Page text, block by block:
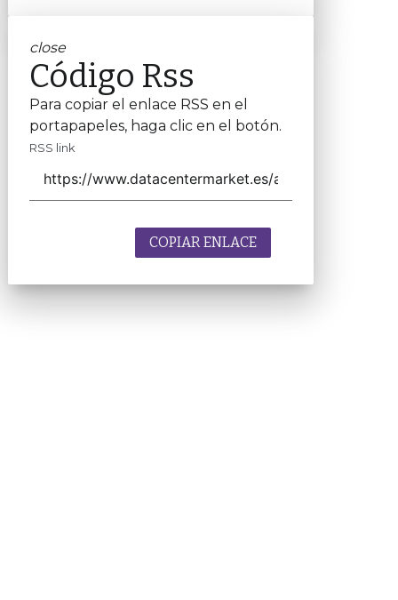
close
Código Rss
Para copiar el enlace RSS en el
portapapeles, haga clic en el botón.
RSS link
COPIAR ENLACE